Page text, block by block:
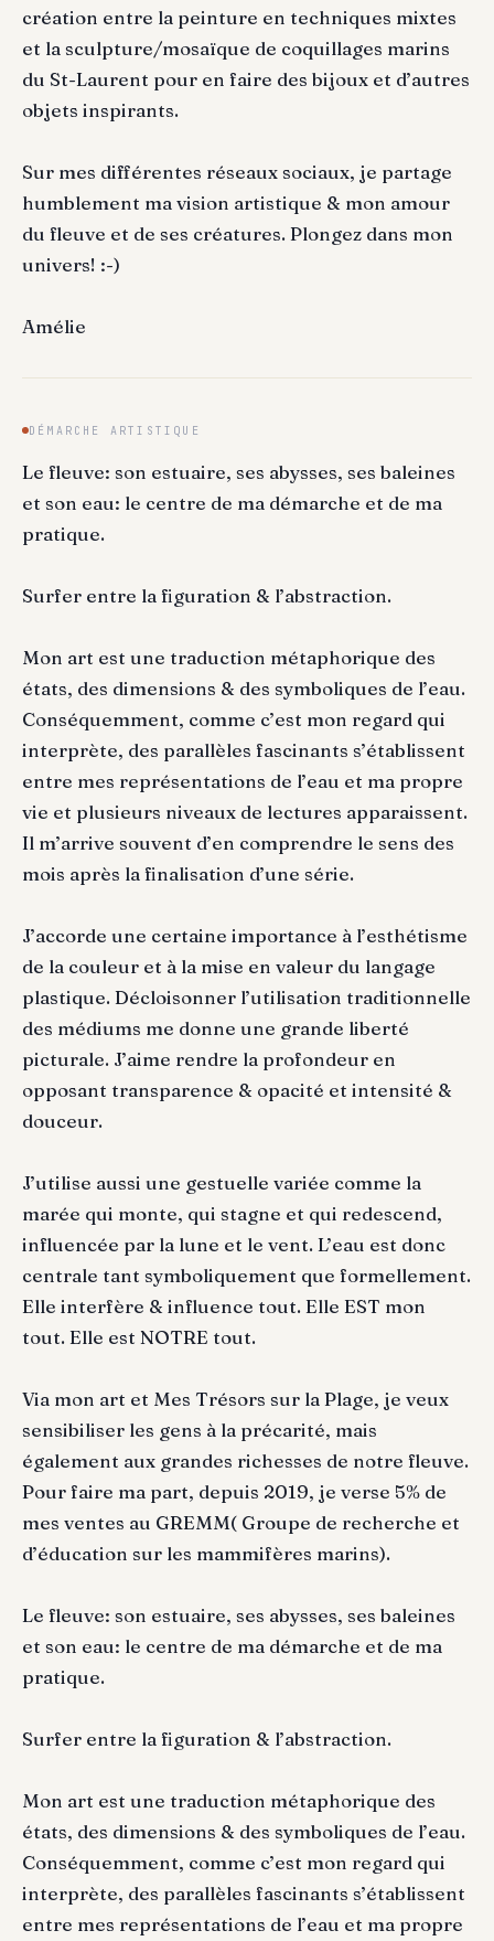
création entre la peinture en techniques mixtes
et la sculpture/mosaïque de coquillages marins
du St-Laurent pour en faire des bijoux et d’autres
objets inspirants.
Sur mes différentes réseaux sociaux, je partage
humblement ma vision artistique & mon amour
du fleuve et de ses créatures. Plongez dans mon
univers! :-)
Amélie
DÉMARCHE ARTISTIQUE
Le fleuve: son estuaire, ses abysses, ses baleines
et son eau: le centre de ma démarche et de ma
pratique.
Surfer entre la figuration & l’abstraction.
Mon art est une traduction métaphorique des
états, des dimensions & des symboliques de l’eau.
Conséquemment, comme c’est mon regard qui
interprète, des parallèles fascinants s’établissent
entre mes représentations de l’eau et ma propre
vie et plusieurs niveaux de lectures apparaissent.
Il m’arrive souvent d’en comprendre le sens des
mois après la finalisation d’une série.
J’accorde une certaine importance à l’esthétisme
de la couleur et à la mise en valeur du langage
plastique. Décloisonner l’utilisation traditionnelle
des médiums me donne une grande liberté
picturale. J’aime rendre la profondeur en
opposant transparence & opacité et intensité &
douceur.
J’utilise aussi une gestuelle variée comme la
marée qui monte, qui stagne et qui redescend,
influencée par la lune et le vent. L’eau est donc
centrale tant symboliquement que formellement.
Elle interfère & influence tout. Elle EST mon
tout. Elle est NOTRE tout.
Via mon art et Mes Trésors sur la Plage, je veux
sensibiliser les gens à la précarité, mais
également aux grandes richesses de notre fleuve.
Pour faire ma part, depuis 2019, je verse 5% de
mes ventes au GREMM( Groupe de recherche et
d’éducation sur les mammifères marins).
Le fleuve: son estuaire, ses abysses, ses baleines
et son eau: le centre de ma démarche et de ma
pratique.
Surfer entre la figuration & l’abstraction.
Mon art est une traduction métaphorique des
états, des dimensions & des symboliques de l’eau.
Conséquemment, comme c’est mon regard qui
interprète, des parallèles fascinants s’établissent
entre mes représentations de l’eau et ma propre